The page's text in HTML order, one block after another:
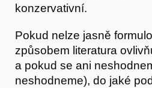
konzervativní.
Pokud nelze jasně
způsobem literatura
a pokud se ani
neshodneme), do jaké